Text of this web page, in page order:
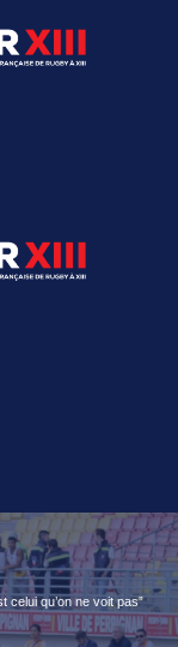
celui qu’on ne voit pas”